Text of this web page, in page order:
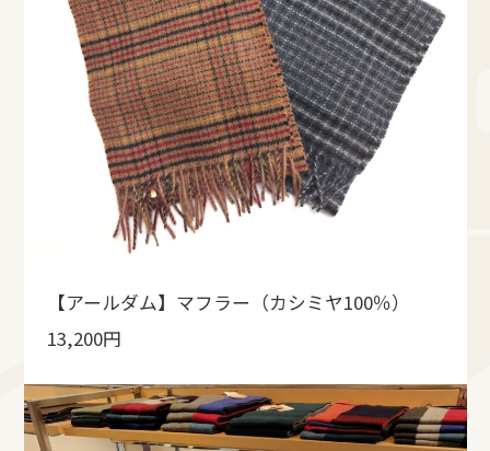
【アールダム】マフラー（カシミヤ100％）
13,200円